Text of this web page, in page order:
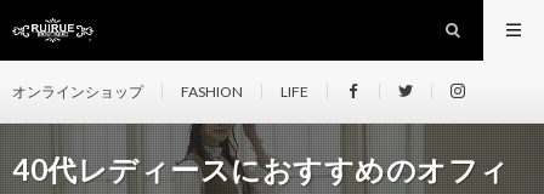
オンラインショップ FASHION LIFE
40代レディースにおすすめのオフィ